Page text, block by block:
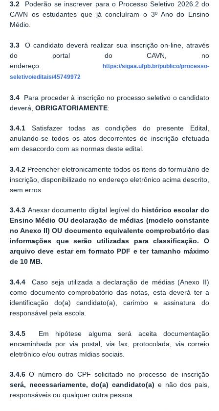
3.2
Poderão se inscrever para o Processo Seletivo 2026.2 do
CAVN os estudantes que já concluíram o 3º Ano do Ensino
Médio.
3.3O candidato deverá realizar sua inscrição on-line, através
do portal do CAVN, no
endereço:
https://sigaa.ufpb.br/publico/processo-
seletivo/editais/45749972
3.4 Para proceder à inscrição no processo seletivo o candidato
deverá, OBRIGATORIAMENTE:
3.4.1 Satisfazer todas as condições do presente Edital,
anulando-se todos os atos decorrentes de inscrição efetuada
em desacordo com as normas deste edital.
3.4.2 Preencher eletronicamente todos os itens do formulário de
inscrição, disponibilizado no endereço eletrônico acima descrito,
sem erros.
3.4.3 Anexar documento digital legível do histórico escolar do
Ensino Médio OU declaração de médias (modeloconstante
no Anexo II) OU documento equivalente comprobatório das
informações que serão utilizadas para classificação. O
arquivo deve estar em formato PDF e ter tamanho máximo
de 10 MB.
3.4.4Caso seja utilizada a declaração de médias (Anexo II)
como documento comprobatório das notas, esta deverá ter a
identificação do(a) candidato(a), carimbo e assinatura do
responsável pela escola.
3.4.5 Em hipótese alguma será aceita documentação
encaminhada por via postal, via fax, protocolada, via correio
eletrônico e/ou outras mídias sociais.
3.4.6O número do CPF solicitado no processo de inscrição
será, necessariamente, do(a) candidato(a) e não dos pais,
responsáveis ou qualquer outra pessoa.